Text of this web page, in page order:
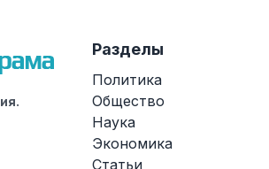
Разделы
Политика
Общество
Наука
Экономика
Статьи